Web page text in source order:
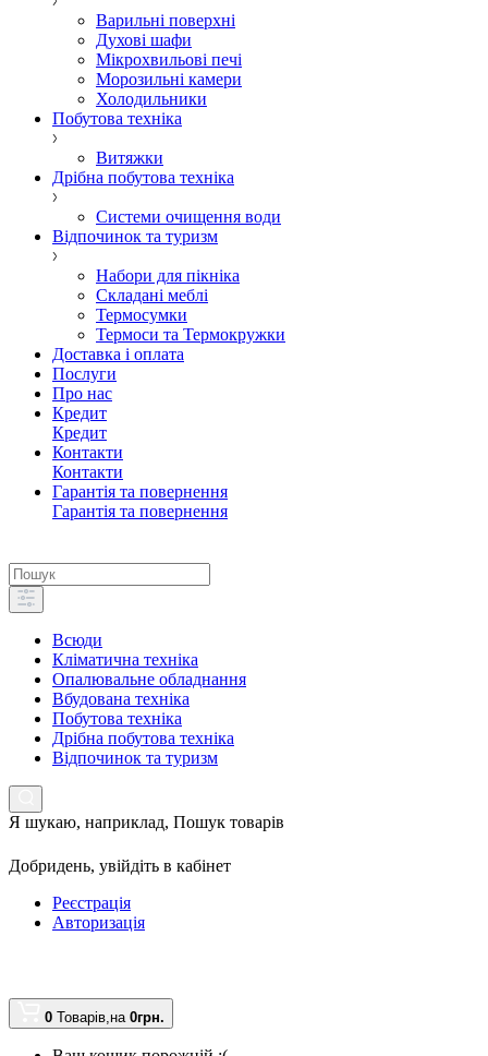
Варильні поверхні
Духові шафи
Мікрохвильові печі
Морозильні камери
Холодильники
Побутова техніка
Витяжки
Дрібна побутова техніка
Системи очищення води
Відпочинок та туризм
Набори для пікніка
Складані меблі
Термосумки
Термоси та Термокружки
Доставка і оплата
Послуги
Про нас
Кредит
Кредит
Контакти
Контакти
Гарантія та повернення
Гарантія та повернення
Всюди
Кліматична техніка
Опалювальне обладнання
Вбудована техніка
Побутова техніка
Дрібна побутова техніка
Відпочинок та туризм
Я шукаю, наприклад, Пошук товарів
Добридень, увійдіть в кабінет
Реєстрація
Авторизація
0 Товарів,на 0грн.